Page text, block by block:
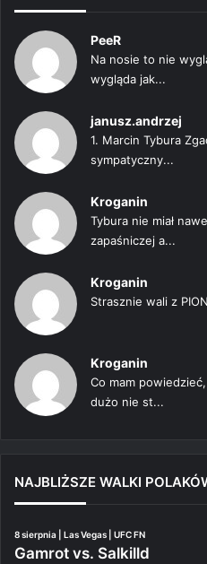
PeeR
Na nosie to nie
wygląda jak...
janusz.andrzej
1. Marcin Tybura
sympatyczny...
Kroganin
Tybura nie miał
zapaśniczej a...
Kroganin
Strasznie wali z
Kroganin
Co mam
dużo nie st...
NAJBLIŻSZE WALKI
8 sierpnia | Las Vegas | UFC FN
Gamrot vs. Salkilld